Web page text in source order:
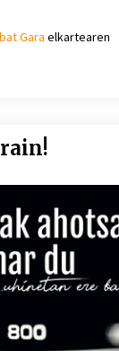
Gara elkartearen